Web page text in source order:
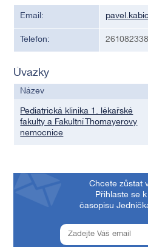
Email:
Telefon: 261082338
Úvazky
Název
Pediatrická klinika 1. lékařské
fakulty a Fakultní Thomayerovy
nemocnice
Chcete zůstat
Přihlaste se
časopisu